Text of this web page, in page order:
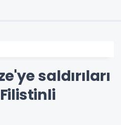
saldırıları